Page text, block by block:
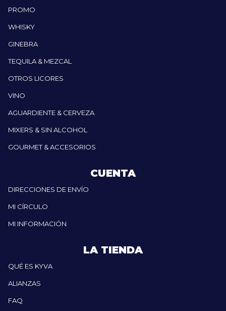
PROMO
WHISKY
GINEBRA
TEQUILA & MEZCAL
OTROS LICORES
VINO
AGUARDIENTE & CERVEZA
MIXERS & SIN ALCOHOL
GOURMET & ACCESORIOS
CUENTA
DIRECCIONES DE ENVÍO
MI CÍRCULO
MI INFORMACIÓN
LA TIENDA
QUÉ ES KYVA
ALIANZAS
FAQ